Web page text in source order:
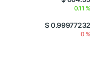
0.11 %
$ 0.99977232
0 %